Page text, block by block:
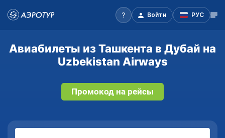
Войти РУС
Авиабилеты из Ташкента в Дубай на
Uzbekistan Airways
Промокод на рейсы